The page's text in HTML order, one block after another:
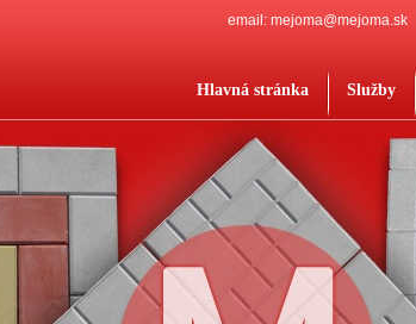
email: mejoma@mejoma.sk
Hlavná stránka Služby